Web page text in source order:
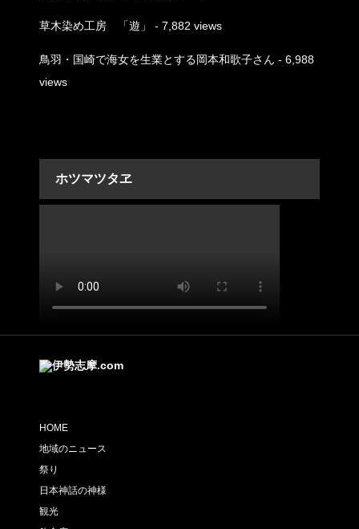
草木染め工房 「遊」 - 7,882 views
鳥羽・国崎で海女を生業とする岡本和歌子さん - 6,988
views
ホツマツタヱ
HOME
地域のニュース
祭り
日本神話の神様
観光